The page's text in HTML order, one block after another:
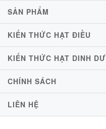
SẢN PHẨM
KIẾN THỨC HẠT ĐIỀU
KIẾN THỨC HẠT DINH
CHÍNH SÁCH
LIÊN HỆ